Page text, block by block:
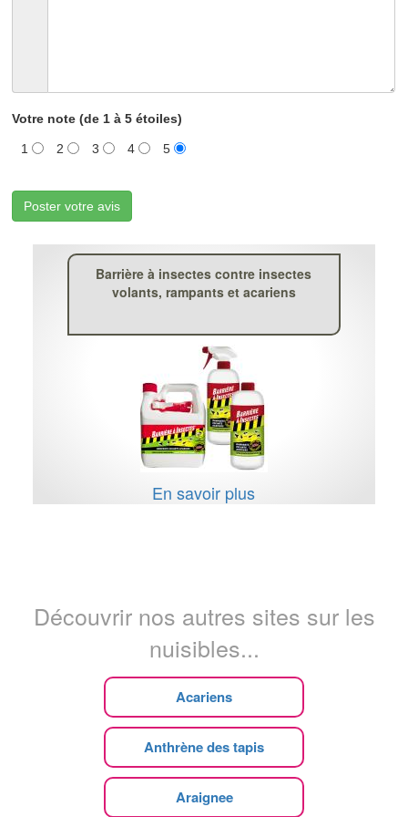
Votre note (de 1 à 5 étoiles)
1 2 3 4 5
Poster votre avis
Barrière à insectes contre insectes
volants, rampants et acariens
En savoir plus
Découvrir nos autres sites sur les
nuisibles...
Acariens
Anthrène des tapis
Araignee